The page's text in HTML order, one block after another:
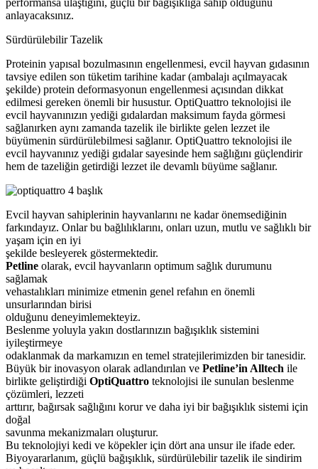
performansa ulaştığını, güçlü bir bağışıklığa sahip olduğunu
anlayacaksınız.
Sürdürülebilir Tazelik
Proteinin yapısal bozulmasının engellenmesi, evcil hayvan gıdasının
tavsiye edilen son tüketim tarihine kadar (ambalajı açılmayacak
şekilde) protein deformasyonun engellenmesi açısından dikkat
edilmesi gereken önemli bir husustur. OptiQuattro teknolojisi ile
evcil hayvanınızın yediği gıdalardan maksimum fayda görmesi
sağlanırken aynı zamanda tazelik ile birlikte gelen lezzet ile
büyümenin sürdürülebilmesi sağlanır. OptiQuattro teknolojisi ile
evcil hayvanınız yediği gıdalar sayesinde hem sağlığını güçlendirir
hem de tazeliğin getirdiği lezzet ile devamlı büyüme sağlanır.
Evcil hayvan sahiplerinin hayvanlarını ne kadar önemsediğinin
farkındayız. Onlar bu bağlılıklarını, onları uzun, mutlu ve sağlıklı bir
yaşam için en iyi
şekilde besleyerek göstermektedir.
Petline olarak, evcil hayvanların optimum sağlık durumunu
sağlamak
vehastalıkları minimize etmenin genel refahın en önemli
unsurlarından birisi
olduğunu deneyimlemekteyiz.
Beslenme yoluyla yakın dostlarınızın bağışıklık sistemini
iyileştirmeye
odaklanmak da markamızın en temel stratejilerimizden bir tanesidir.
Büyük bir inovasyon olarak adlandırılan ve Petline’in Alltech ile
birlikte geliştirdiği OptiQuattro teknolojisi ile sunulan beslenme
çözümleri, lezzeti
arttırır, bağırsak sağlığını korur ve daha iyi bir bağışıklık sistemi için
doğal
savunma mekanizmaları oluşturur.
Bu teknolojiyi kedi ve köpekler için dört ana unsur ile ifade eder.
Biyoyararlanım, güçlü bağışıklık, sürdürülebilir tazelik ile sindirim